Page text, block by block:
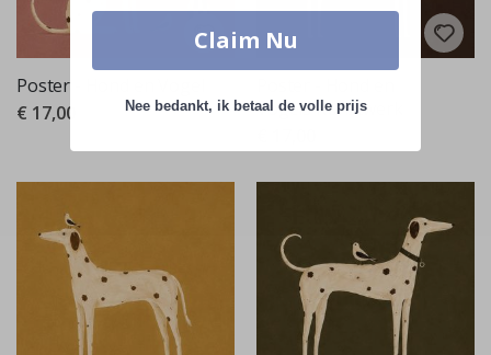
Poster - Hond en Vogel
€ 17,00
Vogels Kunstwerk
Claim Nu
Nee bedankt, ik betaal de volle prijs